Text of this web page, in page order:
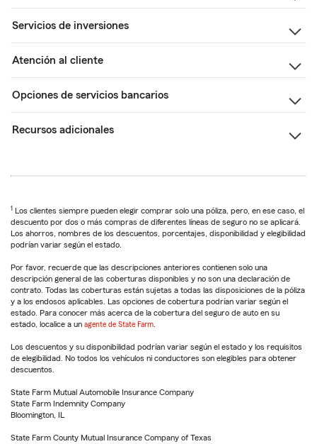
Servicios de inversiones
Atención al cliente
Opciones de servicios bancarios
Recursos adicionales
1 Los clientes siempre pueden elegir comprar solo una póliza, pero, en ese caso, el
descuento por dos o más compras de diferentes líneas de seguro no se aplicará.
Los ahorros, nombres de los descuentos, porcentajes, disponibilidad y elegibilidad
podrían variar según el estado.
Por favor, recuerde que las descripciones anteriores contienen solo una
descripción general de las coberturas disponibles y no son una declaración de
contrato. Todas las coberturas están sujetas a todas las disposiciones de la póliza
y a los endosos aplicables. Las opciones de cobertura podrían variar según el
estado. Para conocer más acerca de la cobertura del seguro de auto en su
estado, localice a un agente de State Farm
Los descuentos y su disponibilidad podrían variar según el estado y los requisitos
de elegibilidad. No todos los vehículos ni conductores son elegibles para obtener
descuentos.
State Farm Mutual Automobile Insurance Company
State Farm Indemnity Company
Bloomington, IL
State Farm County Mutual Insurance Company of Texas